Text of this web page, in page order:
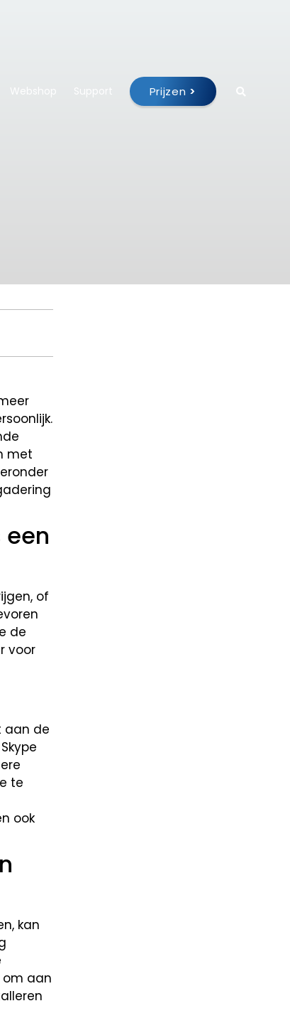
Webshop Support Prijzen >
met
een
of
de
voor
aan de
te
ook
kan
om aan